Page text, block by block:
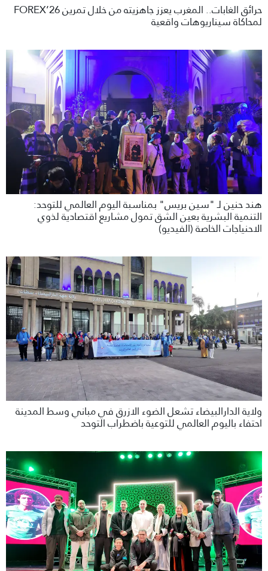
حرائق الغابات.. المغرب يعزز جاهزيته من خلال تمرين FOREX’26
لمحاكاة سيناريوهات واقعية
هند حنين لـ "سين بريس" بمناسبة اليوم العالمي للتوحد:
التنمية البشرية بعين الشق تمول مشاريع اقتصادية لذوي
الاحنياجات الخاصة (الفيديو)
ولاية الدارالبيضاء تشعل الضوء الازرق في مباني وسط المدينة
احتفاء باليوم العالمي للتوعية باضطراب التوحد